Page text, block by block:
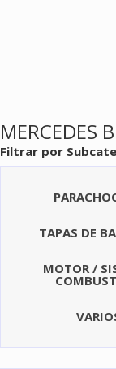
MERCEDES
Filtrar por
TAPAS DE
MOTOR /